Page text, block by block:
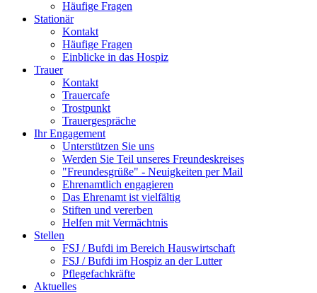
Häufige Fragen
Stationär
Kontakt
Häufige Fragen
Einblicke in das Hospiz
Trauer
Kontakt
Trauercafe
Trostpunkt
Trauergespräche
Ihr Engagement
Unterstützen Sie uns
Werden Sie Teil unseres Freundeskreises
"Freundesgrüße" - Neuigkeiten per Mail
Ehrenamtlich engagieren
Das Ehrenamt ist vielfältig
Stiften und vererben
Helfen mit Vermächtnis
Stellen
FSJ / Bufdi im Bereich Hauswirtschaft
FSJ / Bufdi im Hospiz an der Lutter
Pflegefachkräfte
Aktuelles